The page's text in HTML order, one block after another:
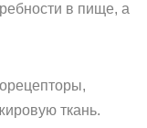
в пище, а
ткань.